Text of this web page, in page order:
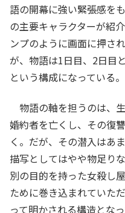
語の開幕に強い緊張感を
の主要キャラクターが紹
ンプのように画面に押さ
が、物語は1日目、2日目
という構成になっている。
物語の軸を担うのは、
婚約者を亡くし、その復
く。だが、その潜入はあ
描写としてはやや物足り
別の目的を持った女殺し
ために巻き込まれていた
って明かされる構造となっ